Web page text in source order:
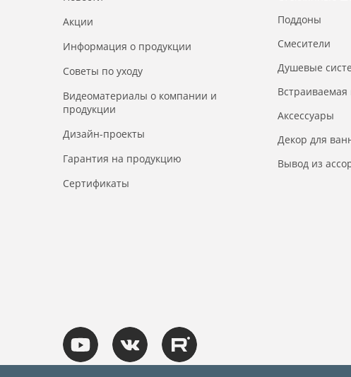
Акции
Информация о продукции
Советы по уходу
Видеоматериалы о компании и
продукции
Дизайн-проекты
Гарантия на продукцию
Сертификаты
Поддоны
Смесители
Душевые
Встраиваемая
Аксессуары
Декор для
Вывод из